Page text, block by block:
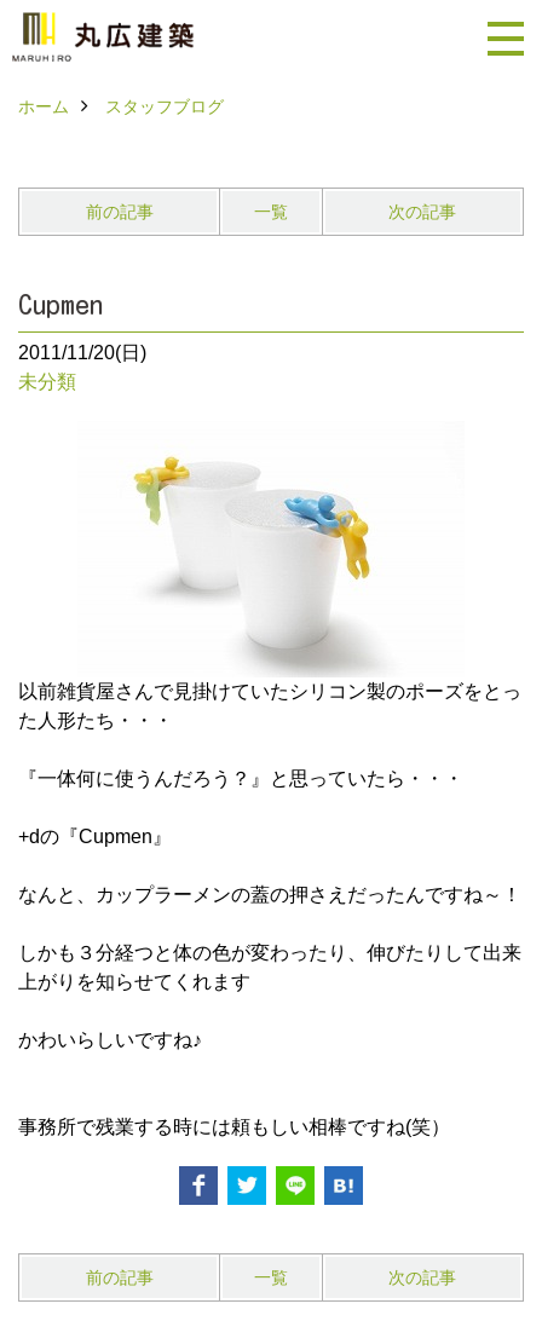
ホーム スタッフブログ
前の記事 一覧 次の記事
Cupmen
2011/11/20(日)
未分類
以前雑貨屋さんで見掛けていたシリコン製のポーズをとっ
た人形たち・・・
『一体何に使うんだろう？』と思っていたら・・・
+dの『Cupmen』
なんと、カップラーメンの蓋の押さえだったんですね～！
しかも３分経つと体の色が変わったり、伸びたりして出来
上がりを知らせてくれます
かわいらしいですね♪
事務所で残業する時には頼もしい相棒ですね(笑）
前の記事 一覧 次の記事